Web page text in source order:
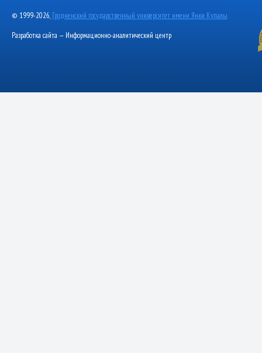
© 1999-2026, Гродненский государственный университет имени Янки Купалы
Разработка сайта — Информационно-аналитический центр